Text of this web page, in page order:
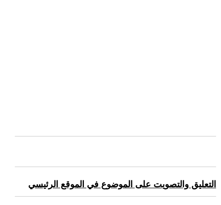
التعليق والتصويت على الموضوع في الموقع الرئيسي